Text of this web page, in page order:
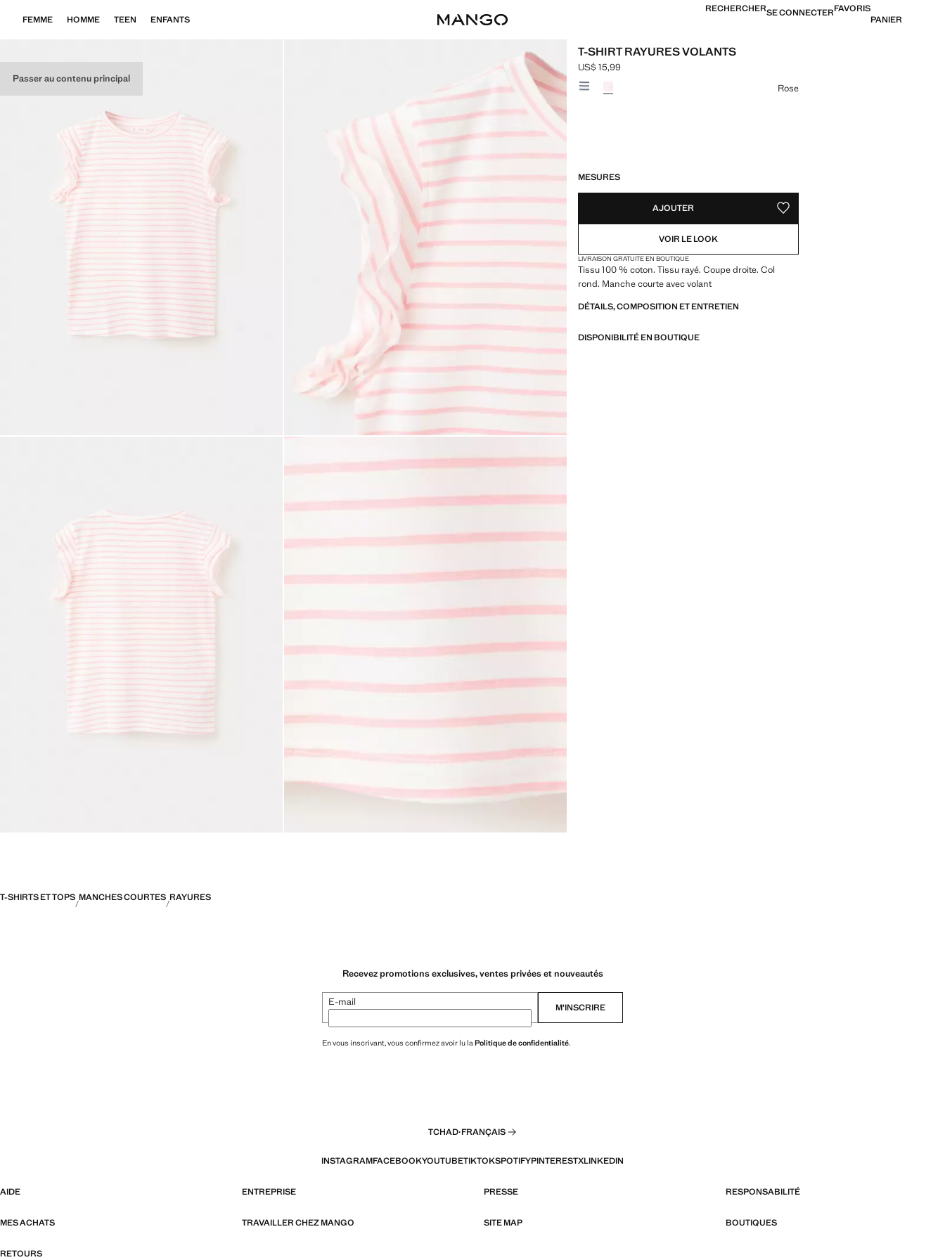
Passer au contenu principal
FEMME HOMME TEEN ENFANTS
RECHERCHERSE CONNECTERFAVORIS
PANIER
T-SHIRT RAYURES VOLANTS
Prix actuel [US$ 15,99 ]
US$ 15,99
Choisissez une couleur
Rose
MESURES
AJOUTER AJOUTER AUX FAVORIS
VOIR LE LOOK
LIVRAISON GRATUITE EN BOUTIQUE
Tissu 100 % coton. Tissu rayé. Coupe droite. Col
rond. Manche courte avec volant
DÉTAILS, COMPOSITION ET ENTRETIEN
DISPONIBILITÉ EN BOUTIQUE
T-SHIRTS ET TOPS MANCHES COURTES RAYURES
Recevez promotions exclusives, ventes privées et nouveautés
E-mail M’INSCRIRE
En vous inscrivant, vous confirmez avoir lu laPolitique de confidentialité.
TCHAD·FRANÇAIS
INSTAGRAMFACEBOOKYOUTUBETIKTOKSPOTIFYPINTERESTXLINKEDIN
AIDE ENTREPRISE PRESSE RESPONSABILITÉ
MES ACHATS TRAVAILLER CHEZ MANGO SITE MAP BOUTIQUES
RETOURS